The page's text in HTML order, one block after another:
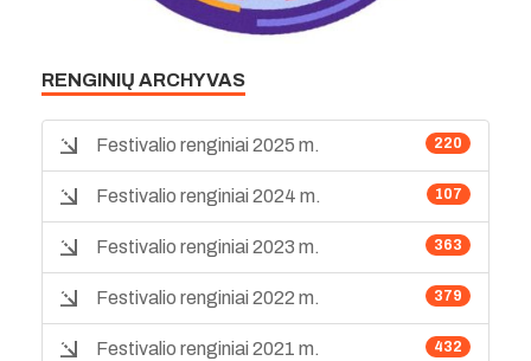
RENGINIŲ ARCHYVAS
220
Festivalio renginiai 2025 m.
107
Festivalio renginiai 2024 m.
363
Festivalio renginiai 2023 m.
379
Festivalio renginiai 2022 m.
432
Festivalio renginiai 2021 m.